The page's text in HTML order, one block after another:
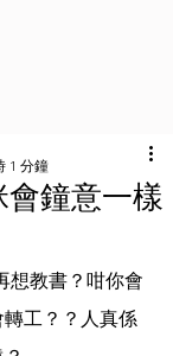
會鐘意一樣
1 分鐘
想教書？咁你會
工？？人真係